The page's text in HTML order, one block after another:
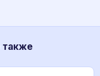
также